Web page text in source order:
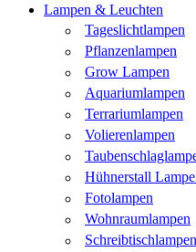
Lampen & Leuchten
Tageslichtlampen
Pflanzenlampen
Grow Lampen
Aquariumlampen
Terrariumlampen
Volierenlampen
Hühnerstall
Fotolampen
Wohnraumlampen
Schreibtischlampen